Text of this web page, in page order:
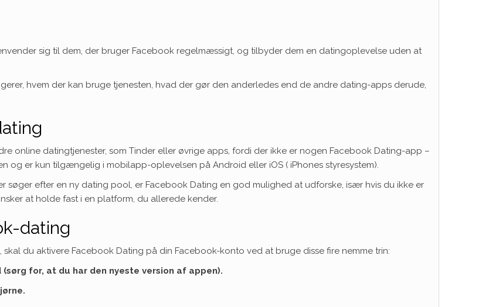
sig til dem, der bruger Facebook regelmæssigt, og tilbyder dem en datingoplevelse uden at
hvem der kan bruge tjenesten, hvad der gør den anderledes end de andre dating-apps derude,
online datingtjenester, som Tinder eller øvrige apps, fordi der ikke er nogen Facebook Dating-app –
og er kun tilgængelig i mobilapp-oplevelsen på Android eller iOS ( iPhones styresystem).
søger efter en ny dating pool, er Facebook Dating en god mulighed at udforske, især hvis du ikke er
at holde fast i en platform, du allerede kender.
dating
du aktivere Facebook Dating på din Facebook-konto ved at bruge disse fire nemme trin:
for, at du har den nyeste version af appen).